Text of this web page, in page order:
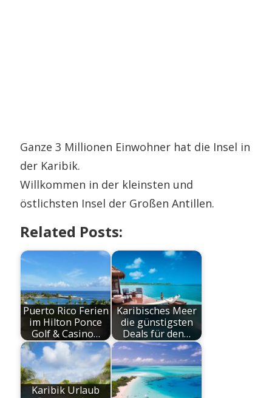
Ganze 3 Millionen Einwohner hat die Insel in
der Karibik.
Willkommen in der kleinsten und
östlichsten Insel der Großen Antillen.
Related Posts:
Puerto Rico Ferien
im Hilton Ponce
Golf & Casino…
Karibisches Meer
die günstigsten
Deals für den…
Karibik Urlaub